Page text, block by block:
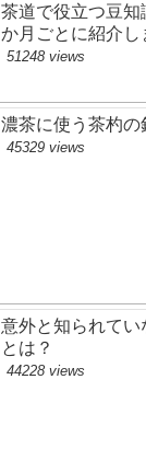
茶道で役立つ豆
か月ごとに紹介し
51248 views
濃茶に使う茶杓の
45329 views
意外と知られて
とは？
44228 views